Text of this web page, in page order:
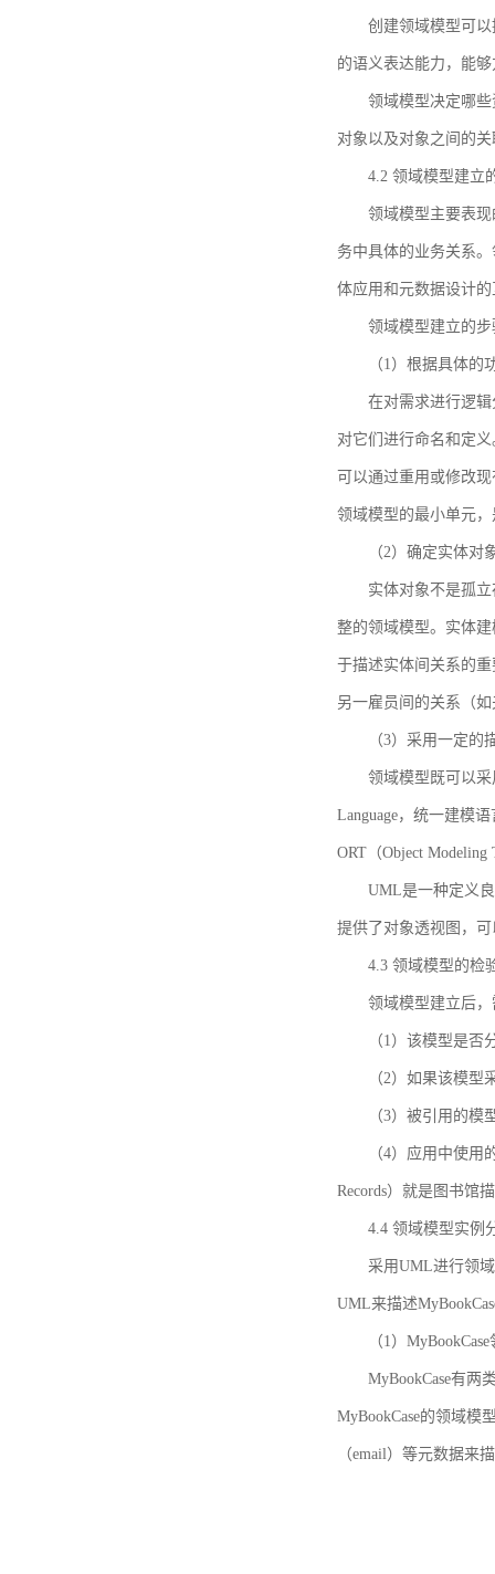
创建领域模型可
的语义表达能力，能
领域模型决定哪
对象以及对象之间的
4.2 领域模型建立
领域模型主要表
务中具体的业务关系
体应用和元数据设计
领域模型建立的
（1）根据具体
在对需求进行逻
对它们进行命名和定
可以通过重用或修改
领域模型的最小单元
（2）确定实体
实体对象不是孤
整的领域模型。实体
于描述实体间关系的
另一雇员间的关系（
（3）采用一定
领域模型既可以
Language，统一建模
ORT（Object
UML是一种定义
提供了对象透视图，
4.3 领域模型的检
领域模型建立后
（1）该模型是
（2）如果该模
（3）被引用的模
（4）应用中使用
Records）就是图书馆
4.4 领域模型实例
采用UML进行领
UML来描述
（1）
MyBookCase有两
MyBookCase的领域模
（email）等元数据来